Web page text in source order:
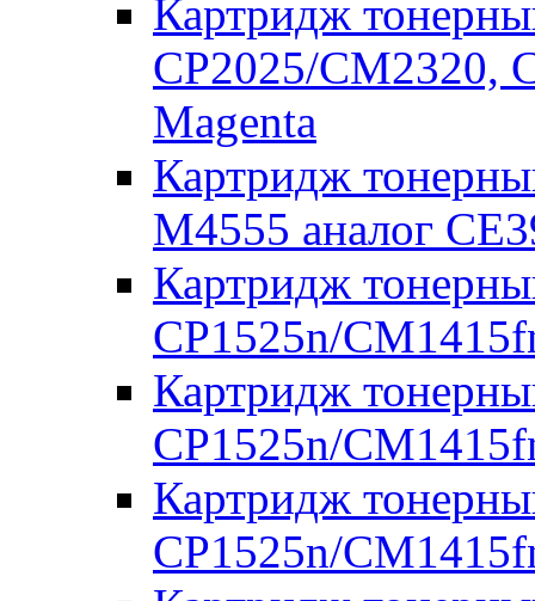
Картридж
CP2025/CM2320,
Magenta
Картридж
M4555 аналог
Картридж
CP1525n/
Картридж
CP1525n/
Картридж
CP1525n/